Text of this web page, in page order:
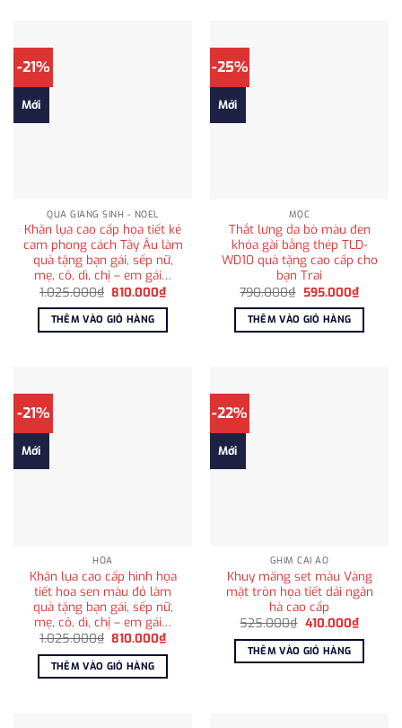
-21%
Mới
QUÀ GIÁNG SINH - NOEL
Khăn lụa cao cấp họa tiết kẻ
cam phong cách Tây Âu làm
quà tặng bạn gái, sếp nữ,
mẹ, cô, dì, chị – em gái…
1.025.000₫ Giá
là:
1.025.000₫.
810.000₫Giá
hiện
tại
810.000₫.
THÊM VÀO GIỎ HÀNG
-25%
Mới
MỘC
Thắt lưng da bò màu đen
khóa gài bằng thép TLD-
WD10 quà tặng cao cấp cho
bạn Trai
790.000₫ Giá
là:
790.000₫.
595.000₫Giá
hiện
tại
THÊM VÀO GIỎ HÀNG
-21%
Mới
HỎA
Khăn lụa cao cấp hình họa
tiết hoa sen màu đỏ làm
quà tặng bạn gái, sếp nữ,
mẹ, cô, dì, chị – em gái…
1.025.000₫ Giá
là:
1.025.000₫.
810.000₫Giá
hiện
tại
810.000₫.
THÊM VÀO GIỎ HÀNG
-22%
Mới
GHIM CÀI ÁO
Khuy măng set màu Vàng
mặt tròn họa tiết dải ngân
hà cao cấp
525.000₫ Giá
là:
525.000₫.
410.000₫Giá
hiện
tại
THÊM VÀO GIỎ HÀNG